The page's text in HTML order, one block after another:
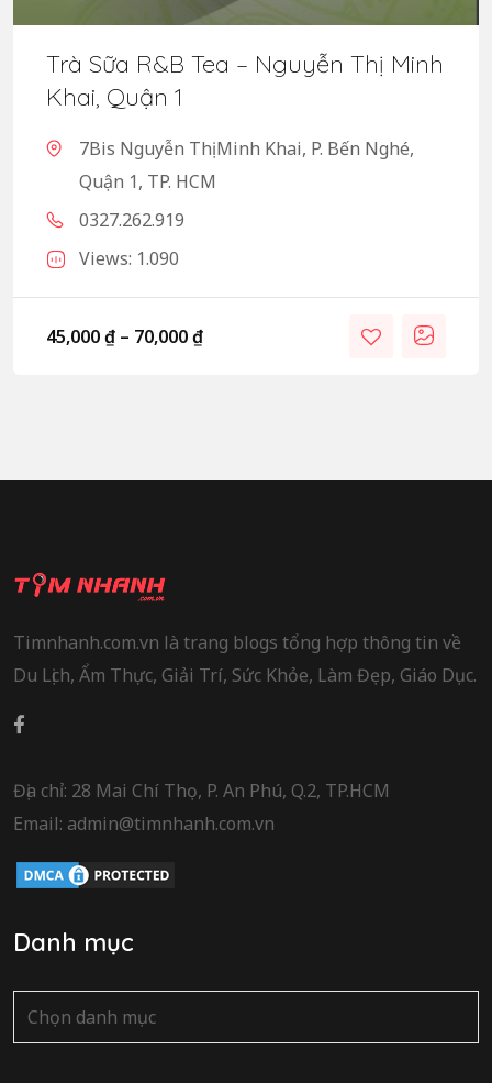
Trà Sữa R&B Tea – Nguyễn Thị Minh
Khai, Quận 1
7Bis Nguyễn Thị Minh Khai, P. Bến Nghé,
Quận 1, TP. HCM
0327.262.919
Views: 1.090
45,000₫ – 70,000₫
Timnhanh.com.vn là trang blogs tổng hợp thông tin về
Du Lịch, Ẩm Thực, Giải Trí, Sức Khỏe, Làm Đẹp, Giáo Dục.
Địa chỉ: 28 Mai Chí Thọ, P. An Phú, Q.2, TP.HCM
Email: admin@timnhanh.com.vn
Danh mục
Danh
mục